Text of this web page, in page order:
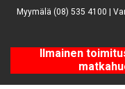
Myymälä (08) 535 4100 |
Ilmainen